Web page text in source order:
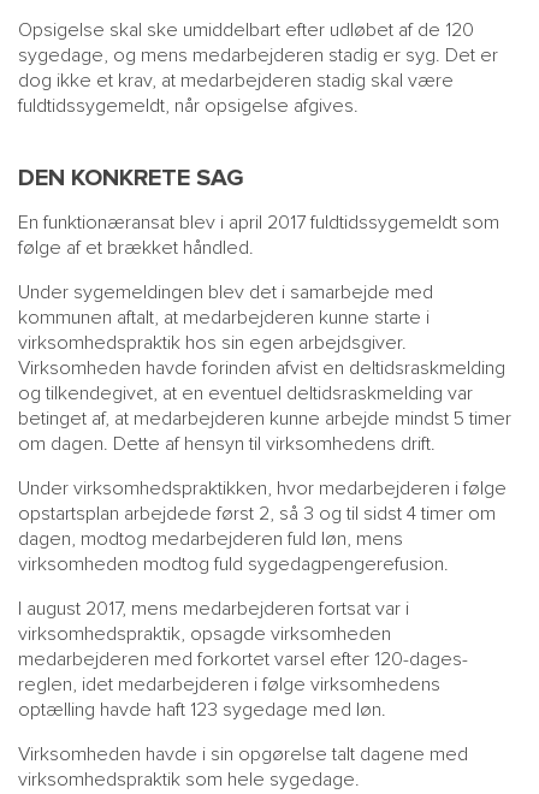
Opsigelse skal ske umiddelbart efter udløbet af de 120
sygedage, og mens medarbejderen stadig er syg. Det er
dog ikke et krav, at medarbejderen stadig skal være
fuldtidssygemeldt, når opsigelse afgives.
DEN KONKRETE SAG
En funktionæransat blev i april 2017 fuldtidssygemeldt som
følge af et brækket håndled.
Under sygemeldingen blev det i samarbejde med
kommunen aftalt, at medarbejderen kunne starte i
virksomhedspraktik hos sin egen arbejdsgiver.
Virksomheden havde forinden afvist en deltidsraskmelding
og tilkendegivet, at en eventuel deltidsraskmelding var
betinget af, at medarbejderen kunne arbejde mindst 5 timer
om dagen. Dette af hensyn til virksomhedens drift.
Under virksomhedspraktikken, hvor medarbejderen i følge
opstartsplan arbejdede først 2, så 3 og til sidst 4 timer om
dagen, modtog medarbejderen fuld løn, mens
virksomheden modtog fuld sygedagpengerefusion.
I august 2017, mens medarbejderen fortsat var i
virksomhedspraktik, opsagde virksomheden
medarbejderen med forkortet varsel efter 120-dages-
reglen, idet medarbejderen i følge virksomhedens
optælling havde haft 123 sygedage med løn.
Virksomheden havde i sin opgørelse talt dagene med
virksomhedspraktik som hele sygedage.